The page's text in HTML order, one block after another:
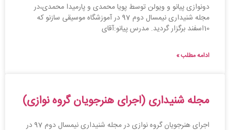
دونوازی پیانو و ویولن توسط پویا محمدی و پارمیدا محمدی،در
مجله شنیداری نیمسال دوم 97 در آموزشگاه موسیقی سازنو که
10اسفند برگزار گردید. مدرس پیانو:آقای
ادامه مطلب »
مجله شنیداری (اجرای هنرجویان گروه نوازی)
اجرای هنرجویان گروه نوازی در مجله شنیداری نیمسال دوم 97 در